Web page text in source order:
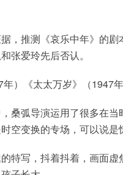
，推测《哀乐中年》的剧
张爱玲先后否认。
年）《太太万岁》（1947年
桑弧导演运用了很多在当
空变换的专场，可以说是
特写，抖着抖着，画面虚